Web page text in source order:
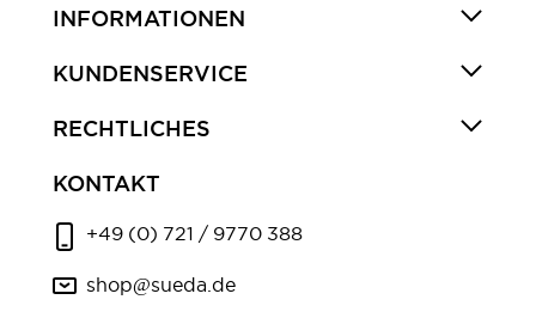
INFORMATIONEN
KUNDENSERVICE
RECHTLICHES
KONTAKT
+49 (0) 721 / 9770 388
shop@sueda.de